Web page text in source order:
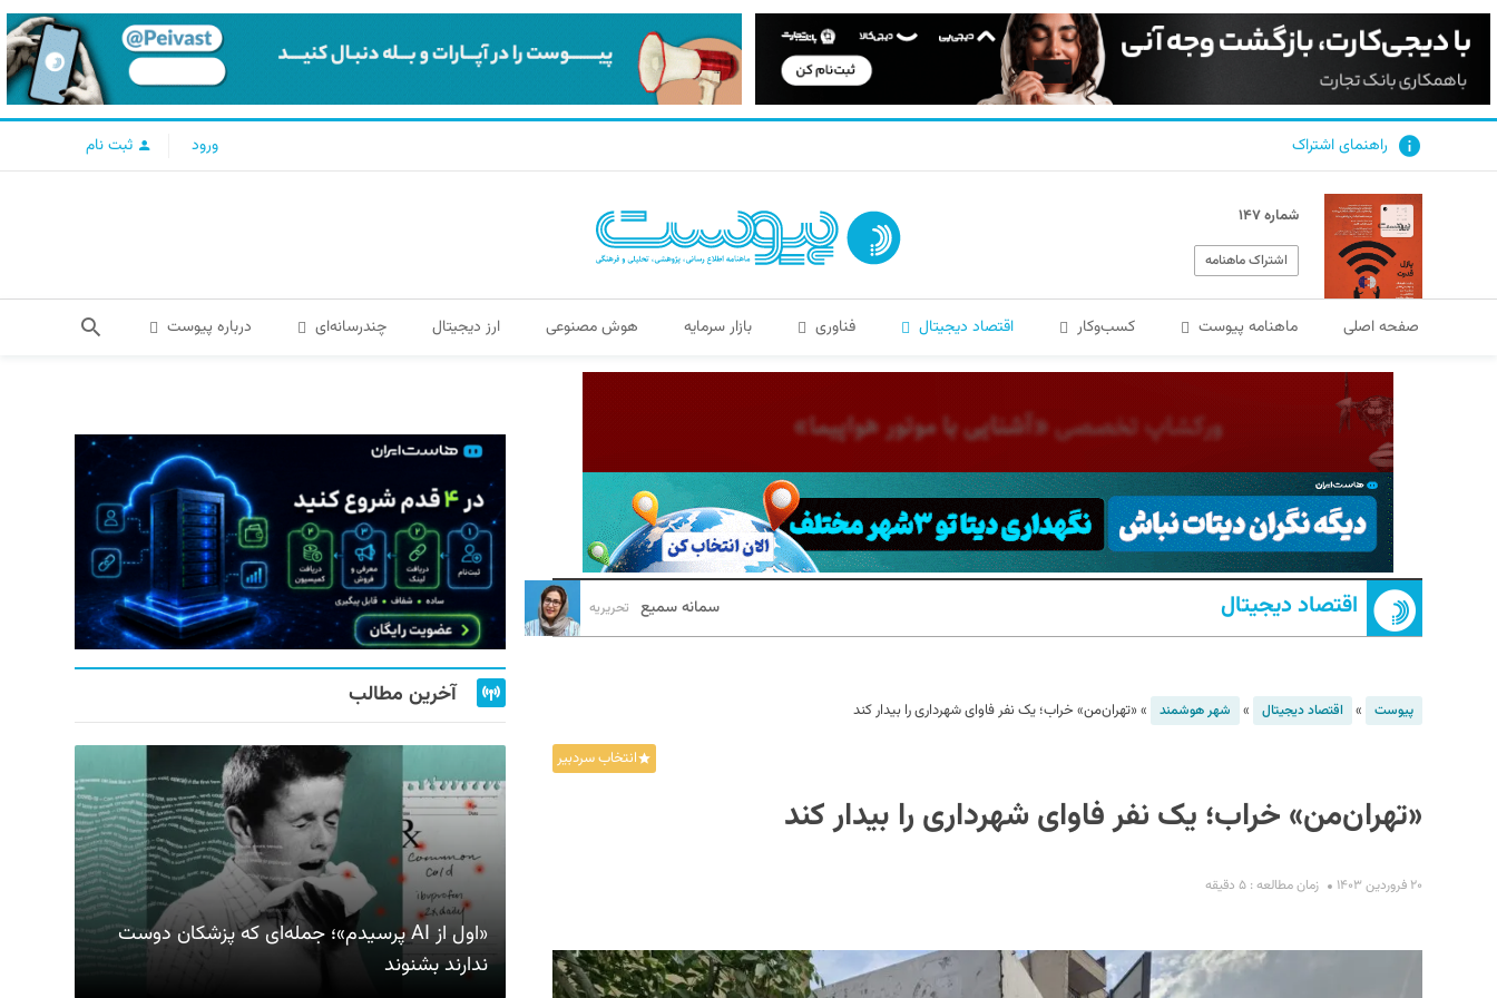
راهنمای اشتراک ورود ثبت نام
شماره ۱۴۷
اشتراک ماهنامه
صفحه اصلی ماهنامه پیوست کسب‌و‌کار اقتصاد دیجیتال فناوری بازار سرمایه هوش مصنوعی ارز دیجیتال چندرسانه‌ای درباره پیوست
اقتصاد دیجیتال سمانه سمیع تحریریه
پیوست » اقتصاد دیجیتال » شهر هوشمند »«تهران‌من» خراب؛ یک نفر فاوای شهرداری را بیدار کند
انتخاب سردبیر
«تهران‌من» خراب؛ یک نفر فاوای شهرداری را بیدار کند
۲۰ فروردین ۱۴۰۳ زمان مطالعه : ۵ دقیقه
آخرین مطالب
«اول از AI پرسیدم»؛ جمله‌ای که پزشکان دوست
ندارند بشنوند